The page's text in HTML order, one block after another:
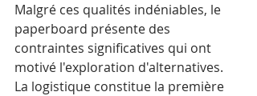
Malgré ces qualités indéniables, le
paperboard présente des
contraintes significatives qui ont
motivé l'exploration d'alternatives.
La logistique constitue la première